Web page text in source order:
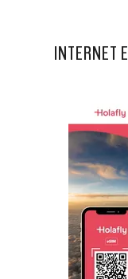
INTERNET